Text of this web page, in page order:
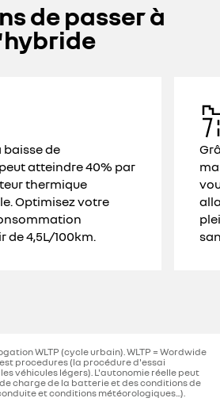
de passer à
baisse de
atteindre 40% par
thermique
Optimisez votre
de 4,5L/100km.
WLTP (cycle urbain). WLTP = Wordwide
procedures (la procédure d'essai
véhicules légers). L'autonomie réelle peut
charge de la batterie et des conditions de
et conditions météorologiques...).